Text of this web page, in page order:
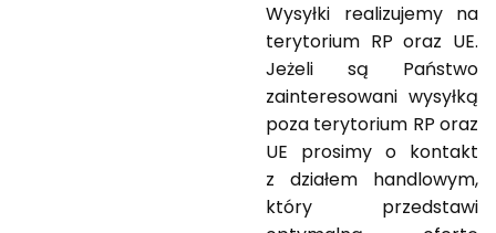
Wysyłki realizujemy na
terytorium RP oraz UE.
Jeżeli są Państwo
zainteresowani wysyłką
poza terytorium RP oraz
UE prosimy o kontakt
z działem handlowym,
który przedstawi